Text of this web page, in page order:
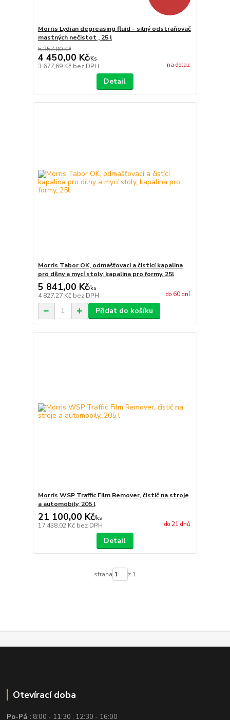
Morris Lydian degreasing fluid - silný odstraňovač
mastných nečistot , 25 l
5 357,00 Kč
4 450,00 Kč/Ks
3 677,69 Kč bez DPH na dotaz
Detail
Morris Tabor OK, odmašťovací a čistící kapalina
pro dílny a mycí stoly, kapalina pro formy, 25l
5 841,00 Kč/ks
4 827,27 Kč bez DPH do 60 dní
Přidat do košíku
Morris WSP Traffic Film Remover, čistič na stroje
a automobily, 205 l
21 100,00 Kč/ks
17 438,02 Kč bez DPH do 21 dnů
Detail
strana z 1
Otevírací doba
Po-Pá : 8:00 - 11:30 , 12:30 - 16:00